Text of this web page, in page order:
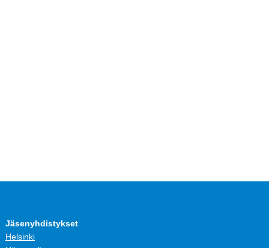
Jäsenyhdistykset
Helsinki